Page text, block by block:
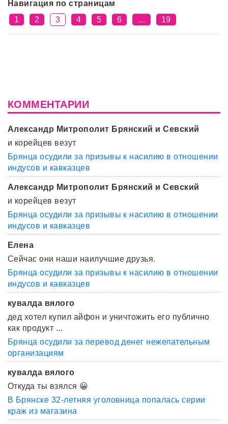
Навигация по страницам
1
2 3 4 5 6 … 19
КОММЕНТАРИИ
Александр Митрополит Брянский и Севский
и корейцев везут
Брянца осудили за призывы к насилию в отношении
индусов и кавказцев
Александр Митрополит Брянский и Севский
и корейцев везут
Брянца осудили за призывы к насилию в отношении
индусов и кавказцев
Елена
Сейчас они наши наилучшие друзья.
Брянца осудили за призывы к насилию в отношении
индусов и кавказцев
кувалда вялого
дед хотел купил айфон и уничтожить его публично
как продукт ...
Брянца осудили за перевод денег нежелательным
организациям
кувалда вялого
Откуда ты взялся 😀
В Брянске 32-летняя уголовница попалась серии
краж из магазина